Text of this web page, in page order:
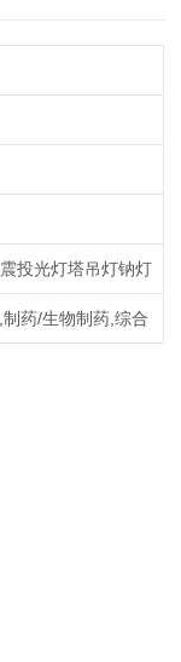
投光灯塔吊灯钠灯
药/生物制药,综合